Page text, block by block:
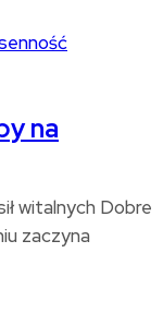
na
witalnych Dobre
zaczyna